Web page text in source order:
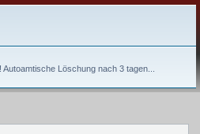
Löschung nach 3 tagen...